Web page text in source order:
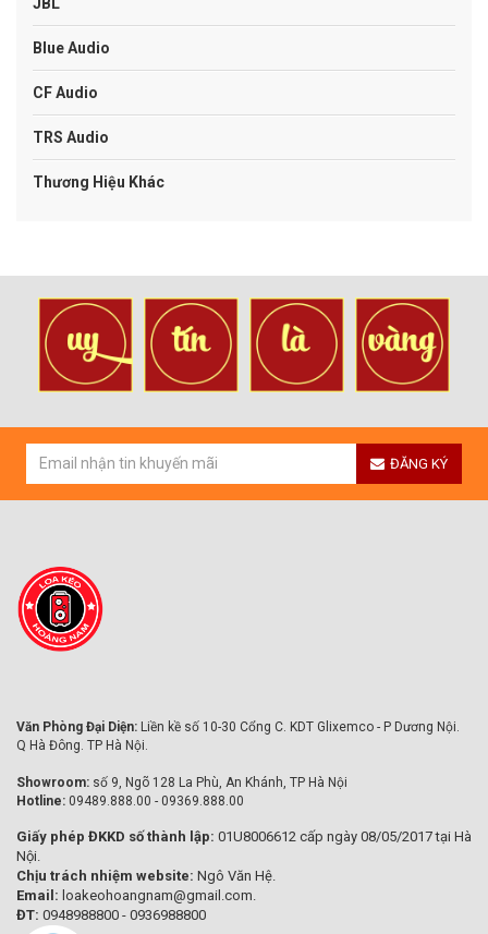
Blue Audio
CF Audio
TRS Audio
Thương Hiệu Khác
ĐĂNG KÝ
Văn Phòng Đại Diện: Liền kề số 10-30 Cổng C. KDT Glixemco - P Dương Nội.
Q Hà Đông. TP Hà Nội.
Showroom: số 9, Ngõ 128 La Phù, An Khánh, TP Hà Nội
Hotline: 09489.888.00 - 09369.888.00
Giấy phép ĐKKD số thành lập: 01U8006612 cấp ngày 08/05/2017 tại Hà
Nội.
Chịu trách nhiệm website: Ngô Văn Hệ.
Email: loakeohoangnam@gmail.com.
ĐT: 0948988800 - 0936988800